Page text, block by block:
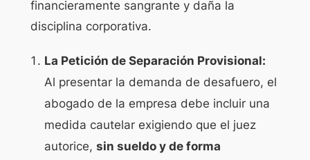
financieramente sangrante y daña la
disciplina corporativa.
La Petición de Separación Provisional:
Al presentar la demanda de desafuero, el
abogado de la empresa debe incluir una
medida cautelar exigiendo que el juez
autorice, sin sueldo y de forma